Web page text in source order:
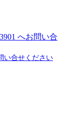
へお問い合
い合せください